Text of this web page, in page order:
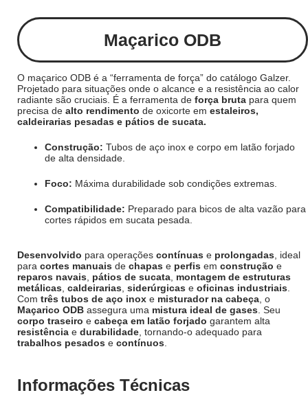
Maçarico ODB
O maçarico ODB é a “ferramenta de força” do catálogo Galzer.
Projetado para situações onde o alcance e a resistência ao calor
radiante são cruciais. É a ferramenta de força bruta para quem
precisa de alto rendimento de oxicorte em estaleiros,
caldeirarias pesadas e pátios de sucata.
Construção: Tubos de aço inox e corpo em latão forjado
de alta densidade.
Foco: Máxima durabilidade sob condições extremas.
Compatibilidade: Preparado para bicos de alta vazão para
cortes rápidos em sucata pesada.
Desenvolvido para operações contínuas e prolongadas , ideal
para cortes manuais de chapas e perfis em construção e
reparos navais pátios de sucata montagem de estruturas
metálicas caldeirarias siderúrgicas e oficinas industriais
Com três tubos de aço inox e misturador na cabeça , o
Maçarico ODB assegura uma mistura ideal de gases . Seu
corpo traseiro e cabeça em latão forjado garantem alta
resistência e durabilidade , tornando-o adequado para
trabalhos pesados e contínuos
Informações Técnicas